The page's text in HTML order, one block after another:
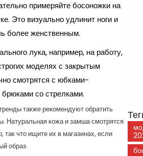
примеряйте босоножки на
Это визуально удлинит ноги и
более женственным.
лука, например, на работу,
моделях с закрытым
смотрятся с юбками-
со стрелками.
также рекомендуют обратить
Натуральная кожа и замша смотрятся
так что ищите их в магазинах, если
образ.